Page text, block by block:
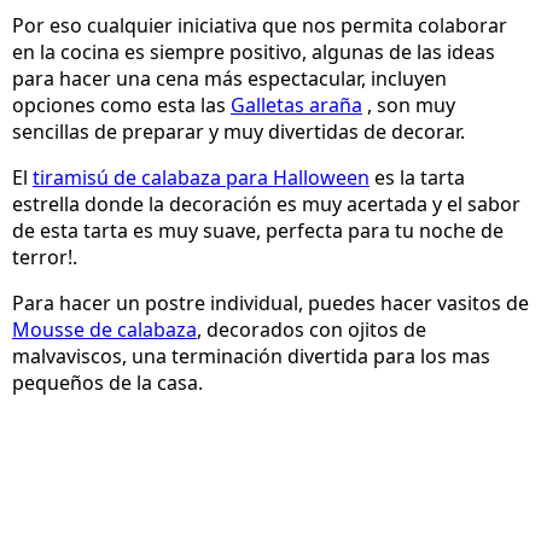
Por eso cualquier iniciativa que nos permita colaborar
en la cocina es siempre positivo, algunas de las ideas
para hacer una cena más espectacular, incluyen
opciones como esta las Galletas araña , son muy
sencillas de preparar y muy divertidas de decorar.
El tiramisú de calabaza para Halloween es la tarta
estrella donde la decoración es muy acertada y el sabor
de esta tarta es muy suave, perfecta para tu noche de
terror!.
Para hacer un postre individual, puedes hacer vasitos de
Mousse de calabaza, decorados con ojitos de
malvaviscos, una terminación divertida para los mas
pequeños de la casa.